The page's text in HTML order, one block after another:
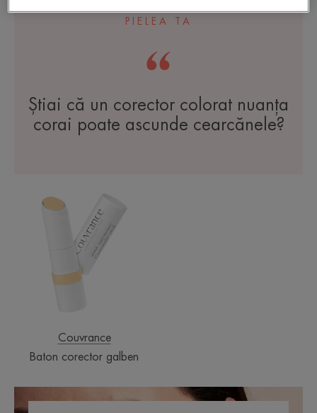
PIELEA TA
Știai că un corector colorat nuanța
corai poate ascunde cearcănele?
corector
galben
Couvrance
Baton corector galben